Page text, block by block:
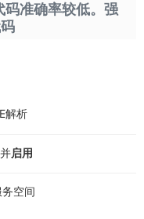
码准确率较低。强
解析
启用
空间